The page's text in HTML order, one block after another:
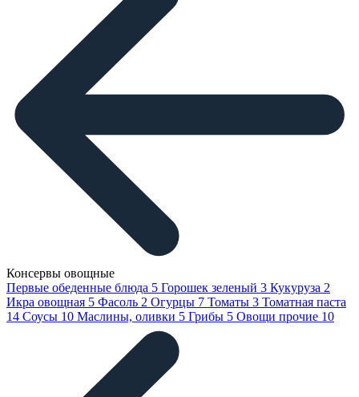
Консервы овощные
Первые обеденные блюда 5 Горошек зеленый 3 Кукуруза 2
Икра овощная 5 Фасоль 2 Огурцы 7 Томаты 3 Томатная паста
14 Соусы 10 Маслины, оливки 5 Грибы 5 Овощи прочие 10